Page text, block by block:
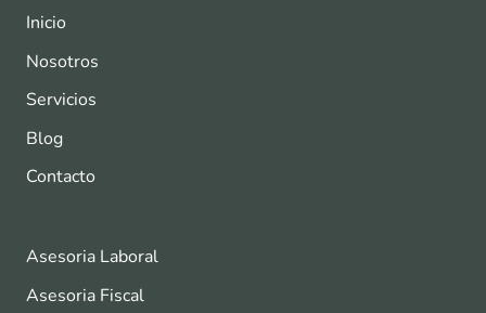
Inicio
Nosotros
Servicios
Blog
Contacto
Asesoria Laboral
Asesoria Fiscal